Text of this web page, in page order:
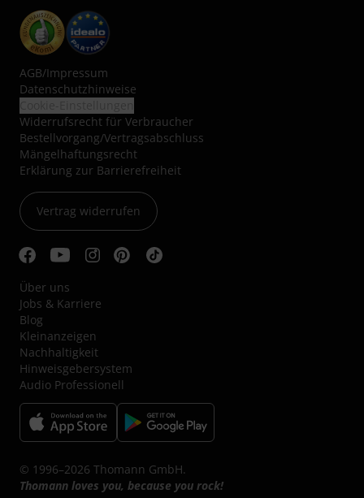
AGB/Impressum
Datenschutzhinweise
Widerrufsrecht für Verbraucher
Bestellvorgang/Vertragsabschluss
Mängelhaftungsrecht
Erklärung zur Barrierefreiheit
Vertrag widerrufen
Über uns
Jobs & Karriere
Blog
Kleinanzeigen
Nachhaltigkeit
Hinweisgebersystem
Audio Professionell
© 1996–2026 Thomann GmbH.
Thomann loves you, because you rock!